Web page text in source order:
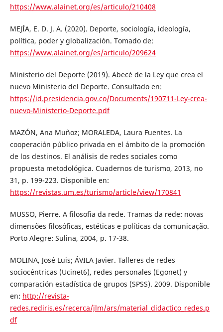
https://www.alainet.org/es/articulo/210408
MEJÍA, E. D. J. A. (2020). Deporte, sociología, ideología,
política, poder y globalización. Tomado de:
https://www.alainet.org/es/articulo/209624
Ministerio del Deporte (2019). Abecé de la Ley que crea el
nuevo Ministerio del Deporte. Consultado en:
https://id.presidencia.gov.co/Documents/190711-Ley-crea-
nuevo-Ministerio-Deporte.pdf
MAZÓN, Ana Muñoz; MORALEDA, Laura Fuentes. La
cooperación público privada en el ámbito de la promoción
de los destinos. El análisis de redes sociales como
propuesta metodológica. Cuadernos de turismo, 2013, no
31, p. 199-223. Disponible en:
https://revistas.um.es/turismo/article/view/170841
MUSSO, Pierre. A filosofia da rede. Tramas da rede: novas
dimensões filosóficas, estéticas e políticas da comunicação.
Porto Alegre: Sulina, 2004, p. 17-38.
MOLINA, José Luis; ÁVILA Javier. Talleres de redes
sociocéntricas (Ucinet6), redes personales (Egonet) y
comparación estadística de grupos (SPSS). 2009. Disponible
en: http://revista-
redes.rediris.es/recerca/jlm/ars/material_didactico_redes.p
df